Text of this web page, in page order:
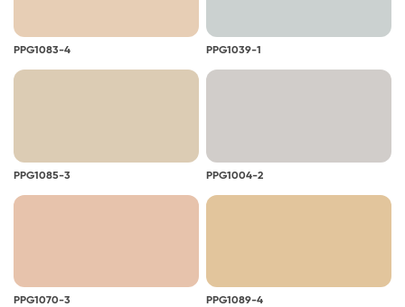
PPG1083-4 PPG1039-1
PPG1085-3 PPG1004-2
PPG1070-3 PPG1089-4